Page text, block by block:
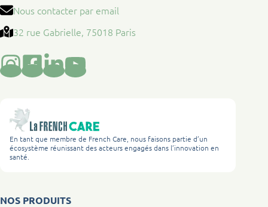
Nous contacter par email
32 rue Gabrielle, 75018 Paris
En tant que membre de French Care, nous faisons partie d’un
écosystème réunissant des acteurs engagés dans l’innovation en
santé.
NOS PRODUITS